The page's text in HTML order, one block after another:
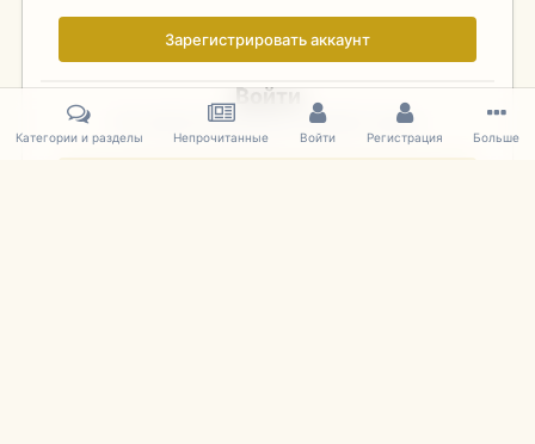
Зарегистрировать аккаунт
Войти
Уже зарегистрированы? Войдите здесь.
Категории и разделы Непрочитанные Войти Регистрация Больше